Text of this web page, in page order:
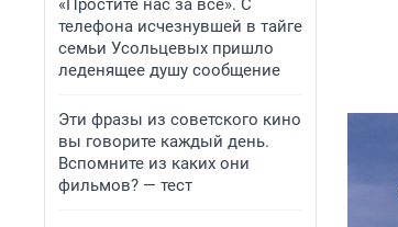
«Простите нас за всё». С
телефона исчезнувшей в тайге
семьи Усольцевых пришло
леденящее душу сообщение
Эти фразы из советского кино
вы говорите каждый день.
Вспомните из каких они
фильмов? — тест